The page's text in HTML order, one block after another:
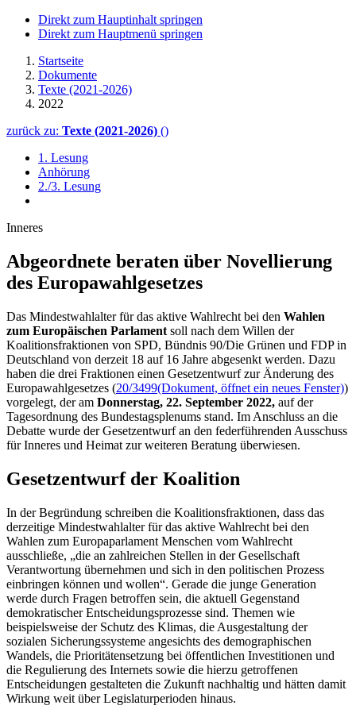
Direkt zum Hauptinhalt springen
Direkt zum Hauptmenü springen
Startseite
Dokumente
Texte (2021-2026)
2022
zurück zu: Texte (2021-2026) ()
1. Lesung
Anhörung
2./3. Lesung
Inneres
Abgeordnete beraten über Novellierung
des Europawahlgesetzes
Das Mindestwahlalter für das aktive Wahlrecht bei den Wahlen
zum Europäischen Parlament soll nach dem Willen der
Koalitionsfraktionen von SPD, Bündnis 90/Die Grünen und FDP in
Deutschland von derzeit 18 auf 16 Jahre abgesenkt werden. Dazu
haben die drei Fraktionen einen Gesetzentwurf zur Änderung des
Europawahlgesetzes (20/3499(Dokument, öffnet ein neues Fenster))
vorgelegt, der am Donnerstag, 22. September 2022, auf der
Tagesordnung des Bundestagsplenums stand. Im Anschluss an die
Debatte wurde der Gesetzentwurf an den federführenden Ausschuss
für Inneres und Heimat zur weiteren Beratung überwiesen.
Gesetzentwurf der Koalition
In der Begründung schreiben die Koalitionsfraktionen, dass das
derzeitige Mindestwahlalter für das aktive Wahlrecht bei den
Wahlen zum Europaparlament Menschen vom Wahlrecht
ausschließe, „die an zahlreichen Stellen in der Gesellschaft
Verantwortung übernehmen und sich in den politischen Prozess
einbringen können und wollen“. Gerade die junge Generation
werde durch Fragen betroffen sein, die aktuell Gegenstand
demokratischer Entscheidungsprozesse sind. Themen wie
beispielsweise der Schutz des Klimas, die Ausgestaltung der
sozialen Sicherungssysteme angesichts des demographischen
Wandels, die Prioritätensetzung bei öffentlichen Investitionen und
die Regulierung des Internets sowie die hierzu getroffenen
Entscheidungen gestalteten die Zukunft nachhaltig und hätten damit
Wirkung weit über Legislaturperioden hinaus.